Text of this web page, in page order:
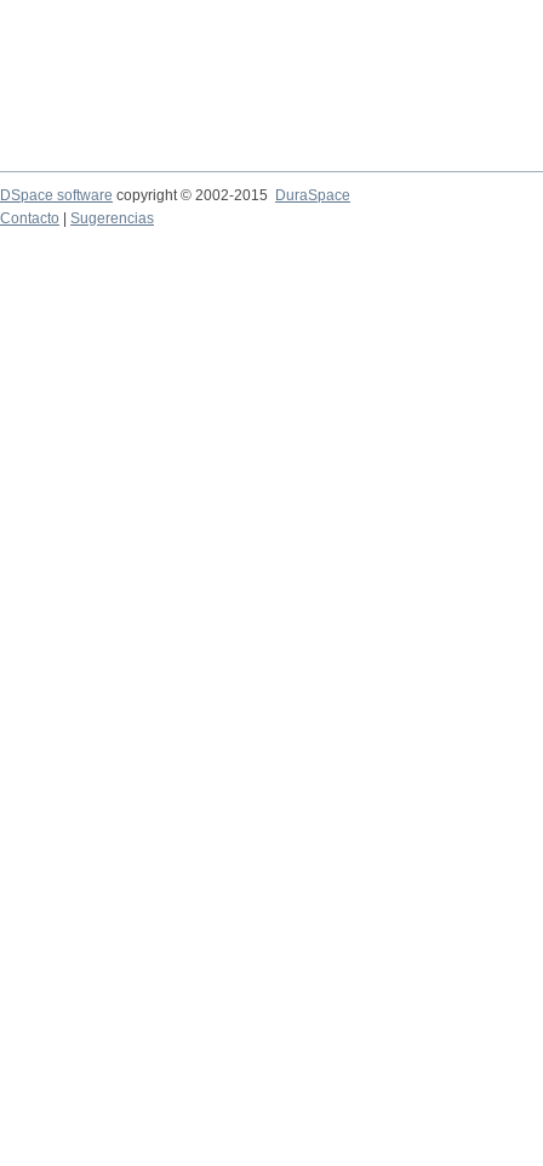
DSpace software copyright © 2002-2015
DuraSpace
Contacto
Sugerencias